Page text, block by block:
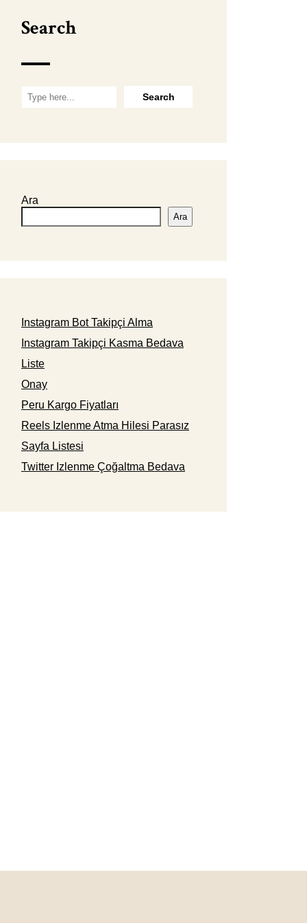
Search
Ara
Ara
Instagram Bot Takipçi Alma
Instagram Takipçi Kasma Bedava
Liste
Onay
Peru Kargo Fiyatları
Reels Izlenme Atma Hilesi Parasız
Sayfa Listesi
Twitter Izlenme Çoğaltma Bedava